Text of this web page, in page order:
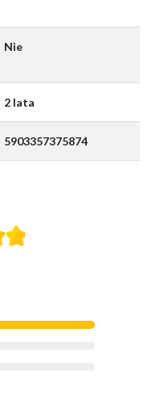
Nie
2 lata
5903357375874